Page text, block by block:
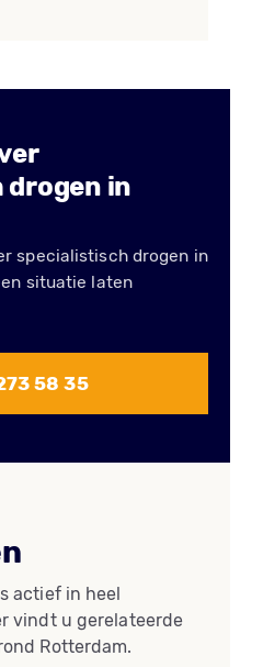
in
specialistisch drogen in
situatie laten
58 35
actief in heel
vindt u gerelateerde
Rotterdam.